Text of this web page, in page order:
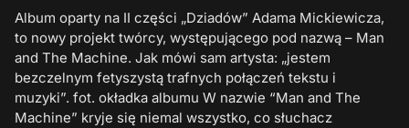
Album oparty na II części „Dziadów” Adama Mickiewicza,
to nowy projekt twórcy, występującego pod nazwą – Man
and The Machine. Jak mówi sam artysta: „jestem
bezczelnym fetyszystą trafnych połączeń tekstu i
muzyki”. fot. okładka albumu W nazwie “Man and The
Machine” kryje się niemal wszystko, co słuchacz